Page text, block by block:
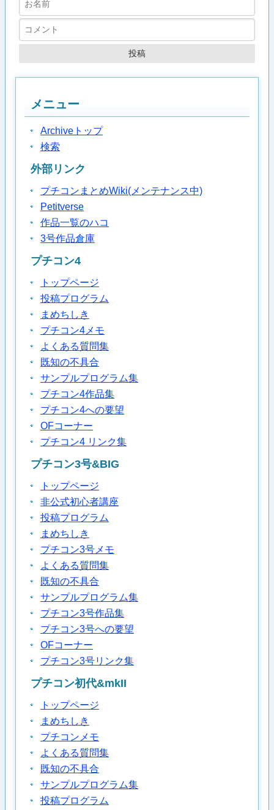
メニュー
Archiveトップ
検索
外部リンク
プチコンまとめWiki(メンテナンス中)
Petitverse
作品一覧のハコ
3号作品倉庫
プチコン4
トップページ
投稿プログラム
まめちしき
プチコン4メモ
よくある質問集
既知の不具合
サンプルプログラム集
プチコン4作品集
プチコン4への要望
OFコーナー
プチコン4 リンク集
プチコン3号&BIG
トップページ
非公式初心者講座
投稿プログラム
まめちしき
プチコン3号メモ
よくある質問集
既知の不具合
サンプルプログラム集
プチコン3号作品集
プチコン3号への要望
OFコーナー
プチコン3号リンク集
プチコン初代&mkII
トップページ
まめちしき
プチコンメモ
よくある質問集
既知の不具合
サンプルプログラム集
投稿プログラム